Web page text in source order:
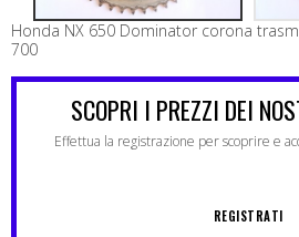
Honda NX 650 Dominator corona
700
SCOPRI I PREZZI DEI
Effettua la registrazione per scoprire e
REGISTRATI